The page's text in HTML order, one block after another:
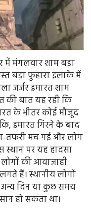
मंगलवार शाम बड़ा
बड़ा फुहारा इलाके में
जर्जर इमारत शाम
की बात यह रही कि
के भीतर कोई मौजूद
इमारत गिरने के बाद
तफरी मच गई और लोग
स्थान पर यह हादसा
की आवाजाही
हैं। स्थानीय लोगों
दिन या कुछ समय
हो सकता था।